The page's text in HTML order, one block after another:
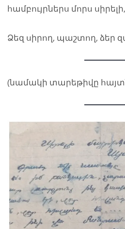
համբույրներս մորս
Ձեզ սիրող, պաշտող, ձեր
(նամակի տարեթիվը